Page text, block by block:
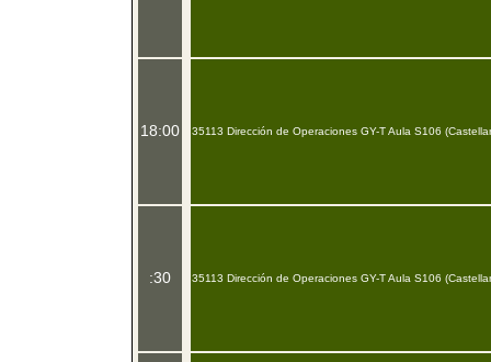
18:00
:30
35113 Dirección de Operaciones GY-T Aula S106
35113 Dirección de Operaciones GY-T Aula S106